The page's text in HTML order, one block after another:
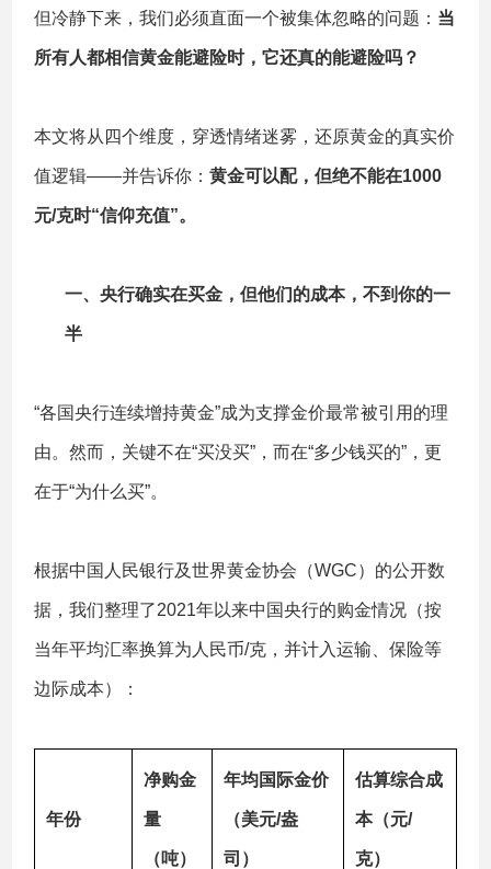
但冷静下来，我们必须直面一个被集体忽略的问题： 当
所有人都相信黄金能避险时，它还真的能避险吗？
本文将从四个维度，穿透情绪迷雾，还原黄金的真实价
值逻辑——并告诉你： 黄金可以配，但绝不能在1000
元/克时“信仰充值”。
一、 央行确实在买金，但他们的成本，不到你的一
半
“各国央行连续增持黄金”成为支撑金价最常被引用的理
由。然而，关键不在“买没买”，而在“多少钱买的”，更
在于“为什么买”。
根据中国人民银行及世界黄金协会（WGC）的公开数
据，我们整理了2021年以来中国央行的购金情况（按
当年平均汇率换算为人民币/克，并计入运输、保险等
边际成本）：
年份
净购金
量
（吨）
年均国际金价
（美元/盎
司）
估算综合成
本（元/
克）